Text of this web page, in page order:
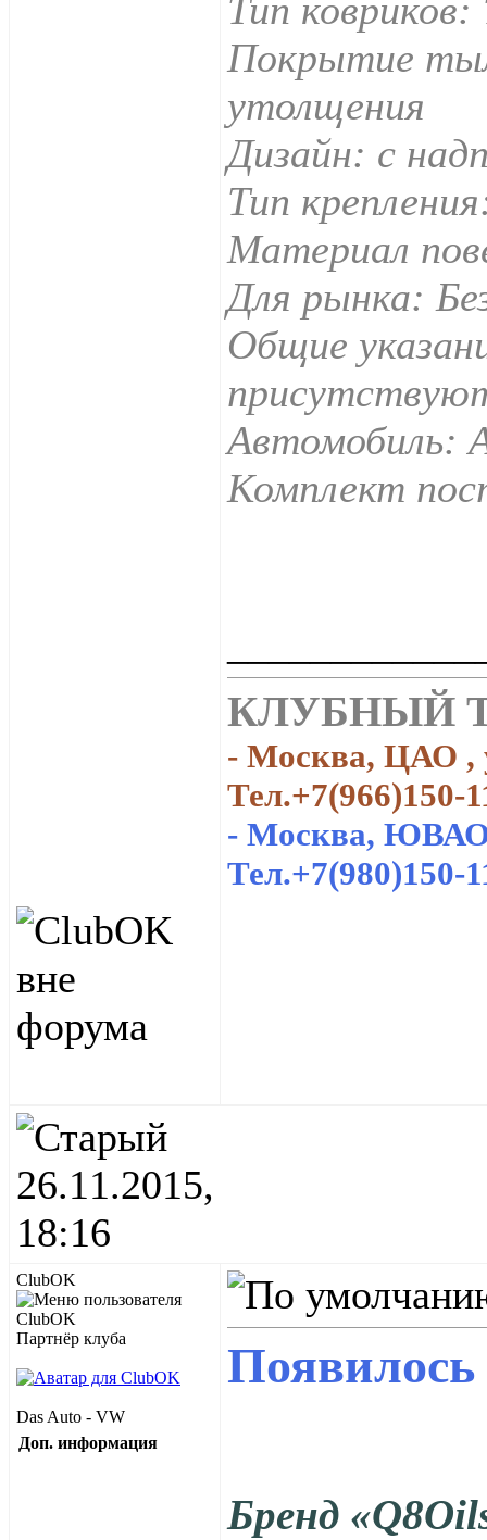
Тип ковриков:
Покрытие
утолщения
Дизайн: с
Тип
Материал
Для рынка:
Общие
Автомобиль:
Комплект
КЛУБНЫЙ
- Москва, ЦАО ,
Тел.+7(966)150-
- Москва,
Тел.+7(980)150-
26.11.2015,
18:16
ClubOK
Партнёр клуба
Das Auto - VW
Доп. информация
Бренд